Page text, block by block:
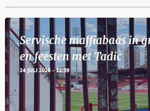
Servische maffiabaas in
en feesten met Tadic
24 JULI 2026 - 11:59